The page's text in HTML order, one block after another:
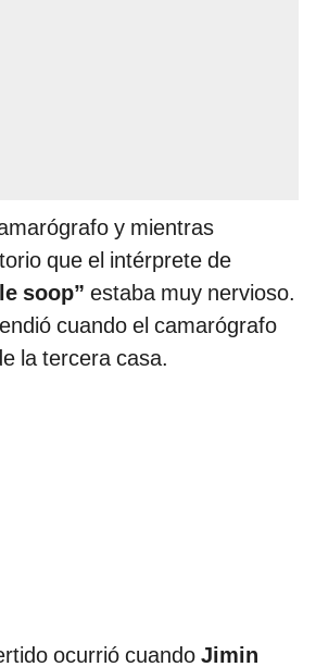
y mientras
que el intérprete de
soop” estaba muy nervioso.
cuando el camarógrafo
la tercera casa.
ocurrió cuando Jimin